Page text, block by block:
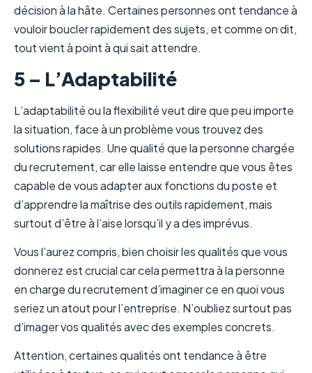
décision à la hâte. Certaines personnes ont tendance à
vouloir boucler rapidement des sujets, et comme on dit,
tout vient à point à qui sait attendre.
5 – L’Adaptabilité
L’adaptabilité ou la flexibilité veut dire que peu importe
la situation, face à un problème vous trouvez des
solutions rapides. Une qualité que la personne chargée
du recrutement, car elle laisse entendre que vous êtes
capable de vous adapter aux fonctions du poste et
d’apprendre la maîtrise des outils rapidement, mais
surtout d’être à l’aise lorsqu’il y a des imprévus.
Vous l’aurez compris, bien choisir les qualités que vous
donnerez est crucial car cela permettra à la personne
en charge du recrutement d’imaginer ce en quoi vous
seriez un atout pour l’entreprise. N’oubliez surtout pas
d’imager vos qualités avec des exemples concrets.
Attention, certaines qualités ont tendance à être